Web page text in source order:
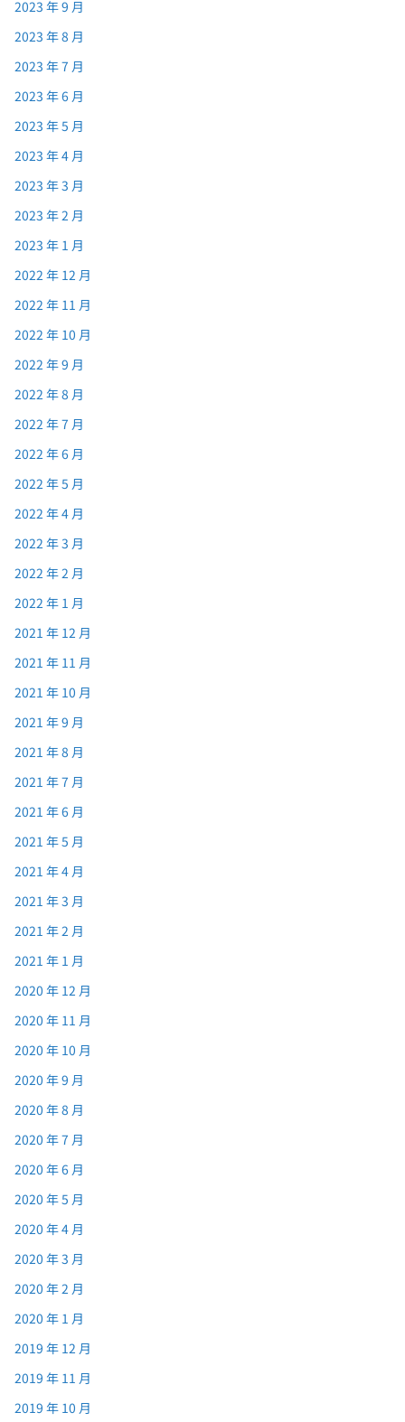
2023 年 9 月
2023 年 8 月
2023 年 7 月
2023 年 6 月
2023 年 5 月
2023 年 4 月
2023 年 3 月
2023 年 2 月
2023 年 1 月
2022 年 12 月
2022 年 11 月
2022 年 10 月
2022 年 9 月
2022 年 8 月
2022 年 7 月
2022 年 6 月
2022 年 5 月
2022 年 4 月
2022 年 3 月
2022 年 2 月
2022 年 1 月
2021 年 12 月
2021 年 11 月
2021 年 10 月
2021 年 9 月
2021 年 8 月
2021 年 7 月
2021 年 6 月
2021 年 5 月
2021 年 4 月
2021 年 3 月
2021 年 2 月
2021 年 1 月
2020 年 12 月
2020 年 11 月
2020 年 10 月
2020 年 9 月
2020 年 8 月
2020 年 7 月
2020 年 6 月
2020 年 5 月
2020 年 4 月
2020 年 3 月
2020 年 2 月
2020 年 1 月
2019 年 12 月
2019 年 11 月
2019 年 10 月